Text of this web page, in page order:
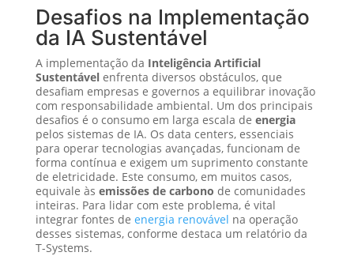
Desafios na Implementação
da IA Sustentável
A implementação da Inteligência Artificial
Sustentávelenfrenta diversos obstáculos, que
desafiam empresas e governos a equilibrar inovação
com responsabilidade ambiental. Um dos principais
desafios é o consumo em larga escala de energia
pelos sistemas de IA. Os data centers, essenciais
para operar tecnologias avançadas, funcionam de
forma contínua e exigem um suprimento constante
de eletricidade. Este consumo, em muitos casos,
equivale às emissões de carbono de comunidades
inteiras. Para lidar com este problema, é vital
integrar fontes de energia renovável na operação
desses sistemas, conforme destaca um relatório da
T-Systems.